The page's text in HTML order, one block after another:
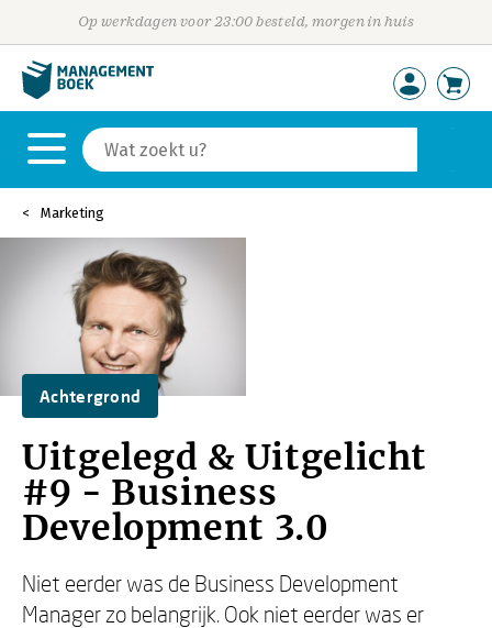
Op werkdagen voor 23:00 besteld, morgen in huis
Marketing
Achtergrond
Uitgelegd & Uitgelicht
#9 - Business
Development 3.0
Niet eerder was de Business Development
Manager zo belangrijk. Ook niet eerder was er